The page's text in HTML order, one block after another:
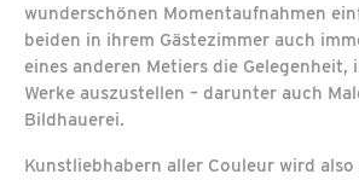
wunderschönen Momentaufnahmen
beiden in ihrem Gästezimmer auch
eines anderen Metiers die Gelegenheit,
Werke auszustellen – darunter auch
Bildhauerei.
Kunstliebhabern aller Couleur wird also